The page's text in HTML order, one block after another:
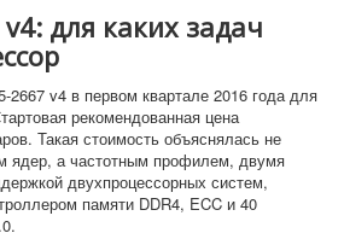
для каких задач
2667 v4 в первом квартале 2016 года для
рекомендованная цена
Такая стоимость объяснялась не
ядер, а частотным профилем, двумя
двухпроцессорных систем,
памяти DDR4, ECC и 40